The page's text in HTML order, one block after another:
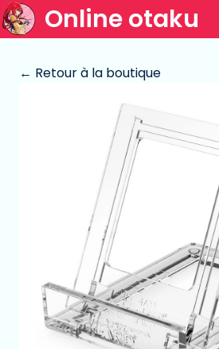
Online otaku
← Retour à la boutique